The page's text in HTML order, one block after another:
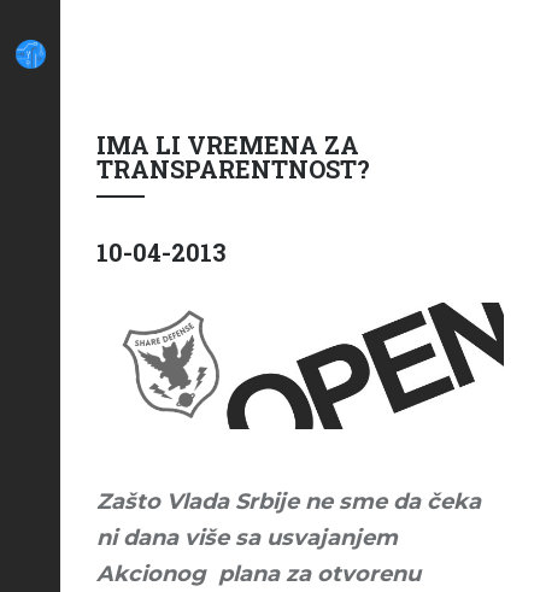
IMA LI VREMENA ZA
TRANSPARENTNOST?
10-04-2013
Zašto Vlada Srbije ne sme da čeka
ni dana više sa usvajanjem
Akcionog plana za otvorenu